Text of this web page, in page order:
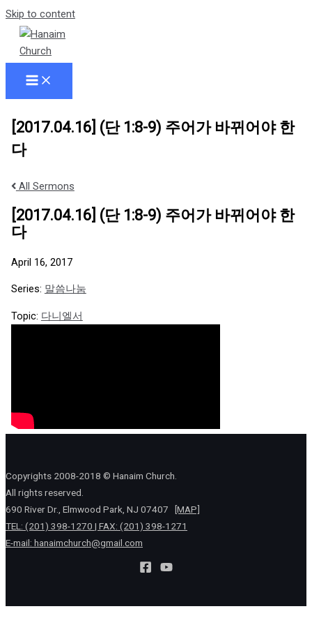
Skip to content
[2017.04.16] (단 1:8-9) 주어가 바뀌어야 한
다
All Sermons
[2017.04.16] (단 1:8-9) 주어가 바뀌어야 한
다
April 16, 2017
Series: 말씀나눔
Topic: 다니엘서
Copyrights 2008-2018 © Hanaim Church.
All rights reserved.
690 River Dr., Elmwood Park, NJ 07407
[MAP]
TEL: (201) 398-1270 | FAX: (201) 398-1271
E-mail: hanaimchurch@gmail.com